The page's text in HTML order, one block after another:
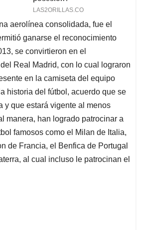
aerolínea consolidada, fue el
ganarse el reconocimiento
se convirtieron en el
Real Madrid, con lo cual lograron
en la camiseta del equipo
historia del fútbol, acuerdo que se
y que estará vigente al menos
manera, han logrado patrocinar a
famosos como el Milan de Italia,
de Francia, el Benfica de Portugal
al cual incluso le patrocinan el